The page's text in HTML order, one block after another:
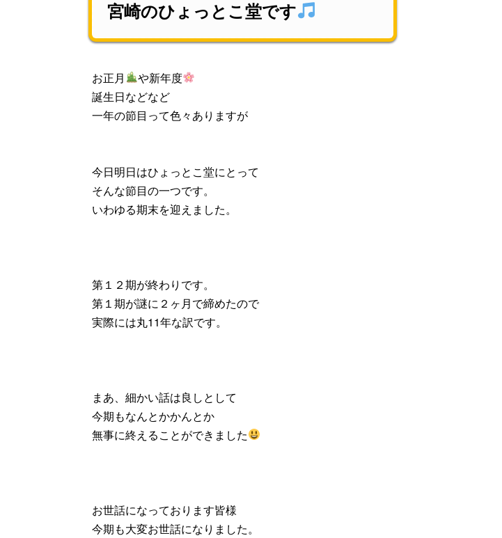
宮崎のひょっとこ堂です
お正月
や新年度
誕生日などなど
一年の節目って色々ありますが
今日明日はひょっとこ堂にとって
そんな節目の一つです。
いわゆる期末を迎えました。
第１２期が終わりです。
第１期が謎に２ヶ月で締めたので
実際には丸11年な訳です。
まあ、細かい話は良しとして
今期もなんとかかんとか
無事に終えることができました
お世話になっております皆様
今期も大変お世話になりました。